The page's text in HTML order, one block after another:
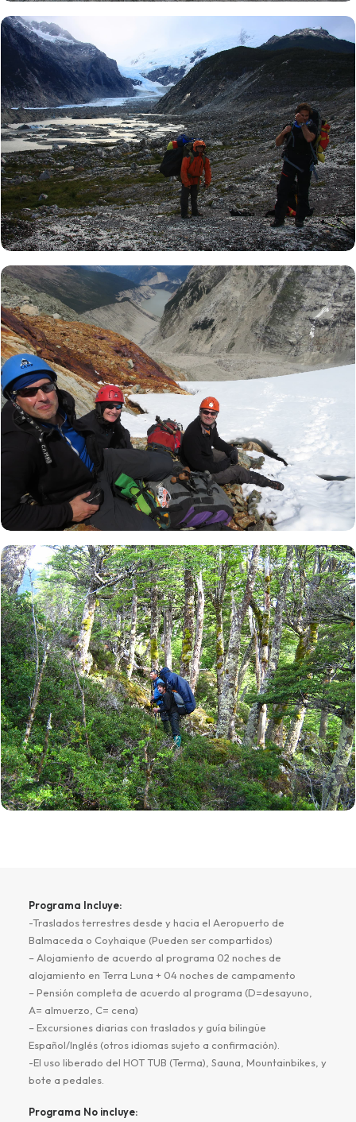
Programa Incluye:
-Traslados terrestres desde y hacia el Aeropuerto de
Balmaceda o Coyhaique (Pueden ser compartidos)
– Alojamiento de acuerdo al programa 02 noches de
alojamiento en Terra Luna + 04 noches de campamento
– Pensión completa de acuerdo al programa (D=desayuno,
A= almuerzo, C= cena)
– Excursiones diarias con traslados y guía bilingüe
Español/Inglés (otros idiomas sujeto a confirmación).
-El uso liberado del HOT TUB (Terma), Sauna, Mountainbikes, y
bote a pedales.
Programa No incluye: